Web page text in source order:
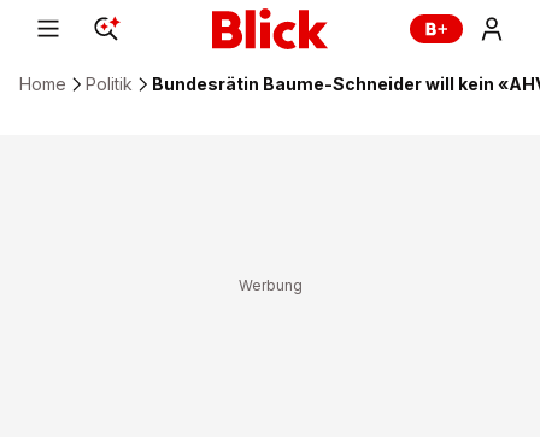
Home Politik Bundesrätin Baume-Schneider will kein